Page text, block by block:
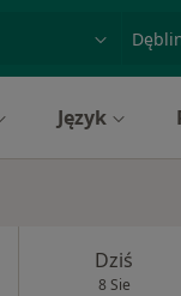
Język
Dziś
8 Sie